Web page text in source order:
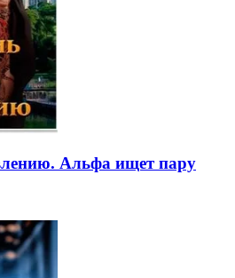
Альфа ищет пару